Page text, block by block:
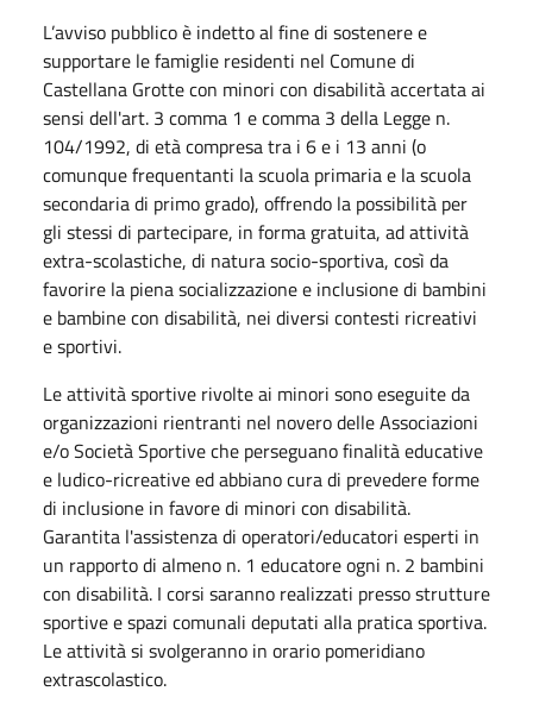
L’avviso pubblico è indetto al fine di sostenere e
supportare le famiglie residenti nel Comune di
Castellana Grotte con minori con disabilità accertata ai
sensi dell'art. 3 comma 1 e comma 3 della Legge n.
104/1992, di età compresa tra i 6 e i 13 anni (o
comunque frequentanti la scuola primaria e la scuola
secondaria di primo grado), offrendo la possibilità per
gli stessi di partecipare, in forma gratuita, ad attività
extra-scolastiche, di natura socio-sportiva, così da
favorire la piena socializzazione e inclusione di bambini
e bambine con disabilità, nei diversi contesti ricreativi
e sportivi.
Le attività sportive rivolte ai minori sono eseguite da
organizzazioni rientranti nel novero delle Associazioni
e/o Società Sportive che perseguano finalità educative
e ludico-ricreative ed abbiano cura di prevedere forme
di inclusione in favore di minori con disabilità.
Garantita l'assistenza di operatori/educatori esperti in
un rapporto di almeno n. 1 educatore ogni n. 2 bambini
con disabilità. I corsi saranno realizzati presso strutture
sportive e spazi comunali deputati alla pratica sportiva.
Le attività si svolgeranno in orario pomeridiano
extrascolastico.